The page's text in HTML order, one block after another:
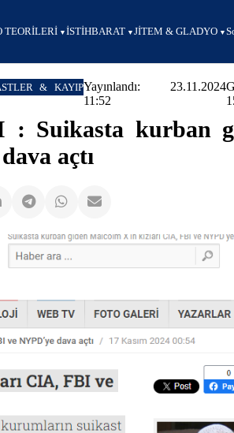
TEORİLERİ İSTİHBARAT JİTEM & GLADYO
& KAYIPYayınlandı: 23.11.2024
11:52
: Suikasta kurban
açtı